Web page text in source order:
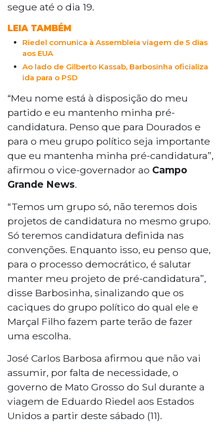
segue até o dia 19.
LEIA TAMBÉM
Riedel comunica à Assembleia viagem de 5 dias
aos EUA
Ao lado de Gilberto Kassab, Barbosinha oficializa
ida para o PSD
“Meu nome está à disposição do meu
partido e eu mantenho minha pré-
candidatura. Penso que para Dourados e
para o meu grupo político seja importante
que eu mantenha minha pré-candidatura”,
afirmou o vice-governador ao Campo
Grande News.
“Temos um grupo só, não teremos dois
projetos de candidatura no mesmo grupo.
Só teremos candidatura definida nas
convenções. Enquanto isso, eu penso que,
para o processo democrático, é salutar
manter meu projeto de pré-candidatura”,
disse Barbosinha, sinalizando que os
caciques do grupo político do qual ele e
Marçal Filho fazem parte terão de fazer
uma escolha.
José Carlos Barbosa afirmou que não vai
assumir, por falta de necessidade, o
governo de Mato Grosso do Sul durante a
viagem de Eduardo Riedel aos Estados
Unidos a partir deste sábado (11).